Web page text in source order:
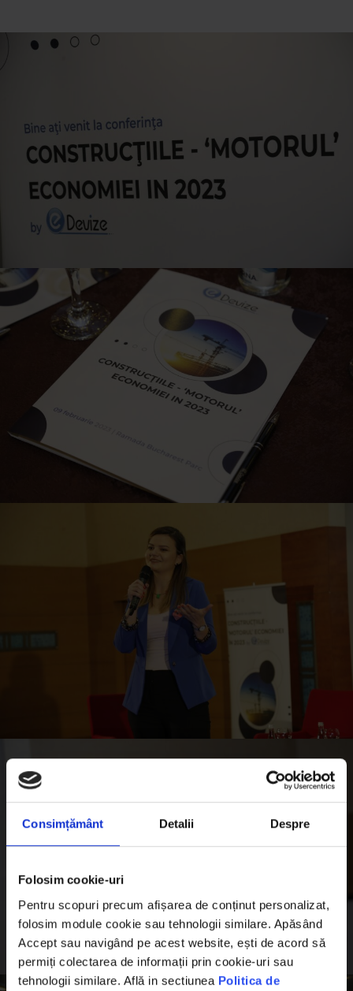
Consimțământ Detalii Despre
Folosim cookie-uri
Pentru scopuri precum afișarea de conținut personalizat,
folosim module cookie sau tehnologii similare. Apăsând
Accept sau navigând pe acest website, ești de acord să
permiți colectarea de informații prin cookie-uri sau
tehnologii similare. Află in sectiunea Politica de